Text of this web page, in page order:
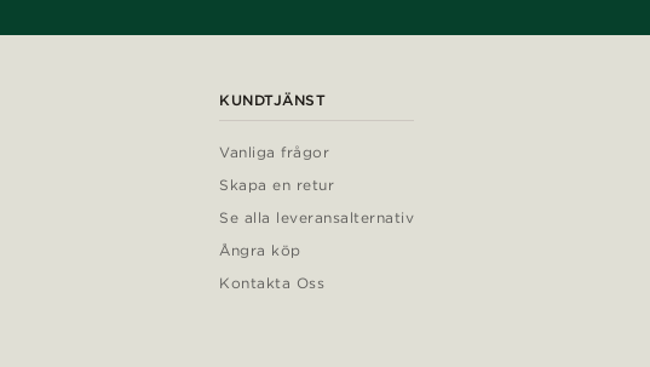
KUNDTJÄNST
Vanliga frågor
Skapa en retur
Se alla leveransalternativ
Ångra köp
Kontakta Oss